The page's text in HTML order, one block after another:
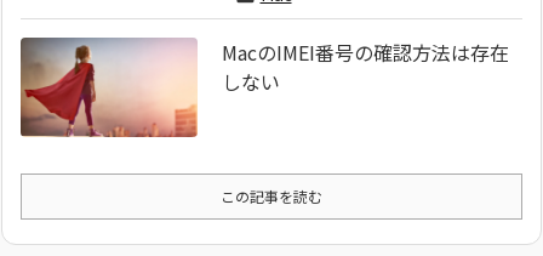
MacのIMEI番号の確認方法は存在
しない
この記事を読む